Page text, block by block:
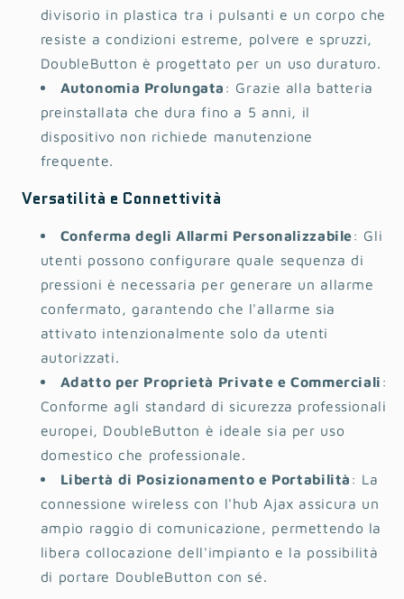
divisorio in plastica tra i pulsanti e un corpo che
resiste a condizioni estreme, polvere e spruzzi,
DoubleButton è progettato per un uso duraturo.
Autonomia Prolungata : Grazie alla batteria
preinstallata che dura fino a 5 anni, il
dispositivo non richiede manutenzione
frequente.
Versatilità e Connettività
Conferma degli Allarmi Personalizzabile: Gli
utenti possono configurare quale sequenza di
pressioni è necessaria per generare un allarme
confermato, garantendo che l'allarme sia
attivato intenzionalmente solo da utenti
autorizzati.
Adatto per Proprietà Private e Commerciali :
Conforme agli standard di sicurezza professionali
europei, DoubleButton è ideale sia per uso
domestico che professionale.
Libertà di Posizionamento e Portabilità : La
connessione wireless con l'hub Ajax assicura un
ampio raggio di comunicazione, permettendo la
libera collocazione dell'impianto e la possibilità
di portare DoubleButton con sé.